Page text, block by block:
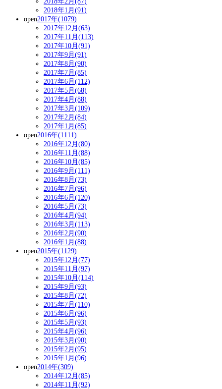
2018年1月(91)
open2017年(1079)
2017年12月(63)
2017年11月(113)
2017年10月(91)
2017年9月(91)
2017年8月(90)
2017年7月(85)
2017年6月(112)
2017年5月(68)
2017年4月(88)
2017年3月(109)
2017年2月(84)
2017年1月(85)
open2016年(1111)
2016年12月(80)
2016年11月(88)
2016年10月(85)
2016年9月(111)
2016年8月(73)
2016年7月(96)
2016年6月(120)
2016年5月(73)
2016年4月(94)
2016年3月(113)
2016年2月(90)
2016年1月(88)
open2015年(1129)
2015年12月(77)
2015年11月(97)
2015年10月(114)
2015年9月(93)
2015年8月(72)
2015年7月(110)
2015年6月(96)
2015年5月(93)
2015年4月(96)
2015年3月(90)
2015年2月(95)
2015年1月(96)
open2014年(309)
2014年12月(85)
2014年11月(92)